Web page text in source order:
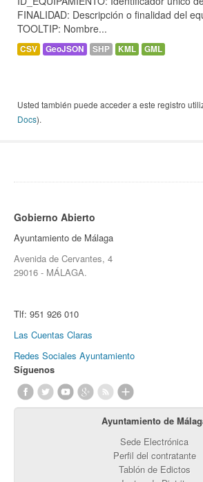
FINALIDAD: Descripción o finalidad del
TOOLTIP: Nombre...
CSV GeoJSON SHP KML GML
Usted también puede acceder a este registro
Docs).
Gobierno Abierto
Ayuntamiento de Málaga
Avenida de Cervantes, 4
29016 - MÁLAGA.
Tlf: 951 926 010
Las Cuentas Claras
Redes Sociales Ayuntamiento
Síguenos
Ayuntamiento de
Sede Electrónica
Perfil del contratante
Tablón de Edictos